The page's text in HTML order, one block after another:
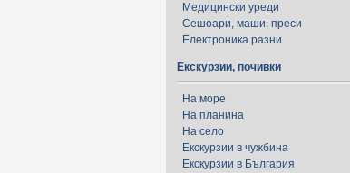
Медицински уреди
Сешоари, маши, преси
Електроника разни
Екскурзии, почивки
На море
На планина
На село
Екскурзии в чужбина
Екскурзии в България